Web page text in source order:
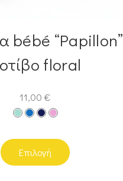
bébé “Papillon”
floral
11,00€
Επιλογή